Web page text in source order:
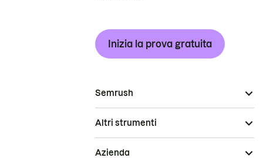
Inizia la prova gratuita
Semrush
Altri strumenti
Azienda